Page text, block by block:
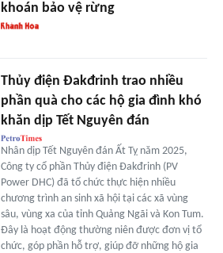
khoán bảo vệ rừng
Thủy điện Đakđrinh trao nhiều
phần quà cho các hộ gia đình khó
khăn dịp Tết Nguyên đán
Nhân dịp Tết Nguyên đán Ất Tỵ năm 2025,
Công ty cổ phần Thủy điện Đakđrinh (PV
Power DHC) đã tổ chức thực hiện nhiều
chương trình an sinh xã hội tại các xã vùng
sâu, vùng xa của tỉnh Quảng Ngãi và Kon Tum.
Đây là hoạt động thường niên được đơn vị tổ
chức, góp phần hỗ trợ, giúp đỡ những hộ gia